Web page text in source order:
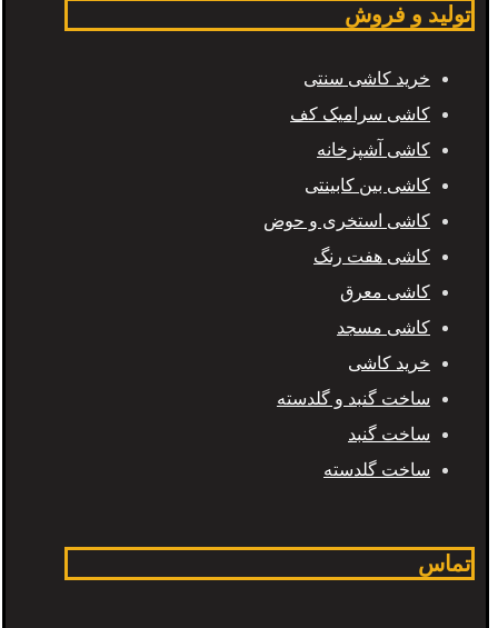
تولید و فروش
خرید کاشی سنتی
کاشی سرامیک کف
کاشی آشپزخانه
کاشی بین کابینتی
کاشی استخری و حوض
کاشی هفت رنگ
کاشی معرق
کاشی مسجد
خرید کاشی
ساخت گنبد و گلدسته
ساخت گنبد
ساخت گلدسته
تماس